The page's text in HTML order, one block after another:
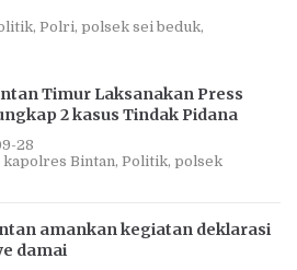
Polri polsek sei beduk
Timur Laksanakan Press
2 kasus Tindak Pidana
28
kapolres Bintan Politik polsek
amankan kegiatan deklarasi
damai